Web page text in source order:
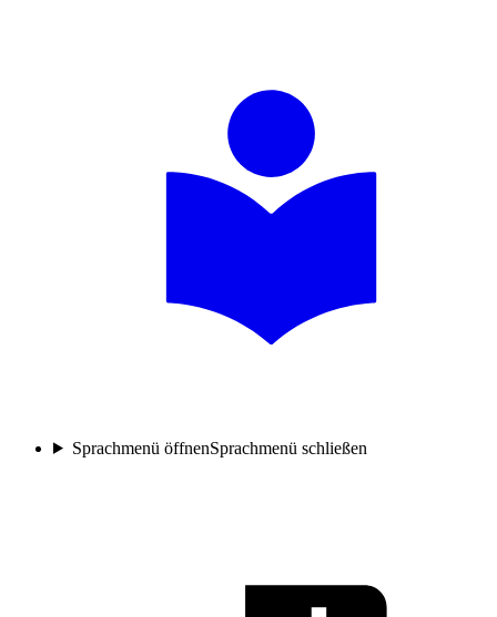
Sprachmenü öffnenSprachmenü schließen